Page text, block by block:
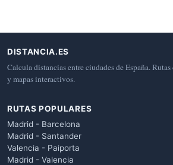
DISTANCIA.ES
Calcula distancias entre ciudades de España.
y mapas interactivos.
RUTAS POPULARES
Madrid - Barcelona
Madrid - Santander
Valencia - Paiporta
Madrid - Valencia